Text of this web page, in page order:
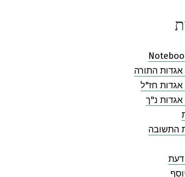
אגדות התורה
אגדות חז"ל
אגדות נ"ך
התשובה